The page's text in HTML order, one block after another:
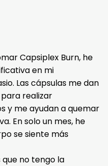
Capsiplex Burn, he
en mi
Las cápsulas me dan
realizar
y me ayudan a quemar
En solo un mes, he
se siente más
que no tengo la